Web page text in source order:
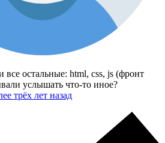
остальные: html, css, js (фронт
услышать что-то иное?
трёх лет назад